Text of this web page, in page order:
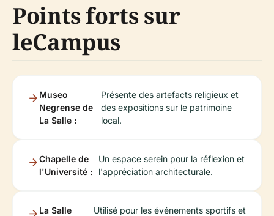
Points forts sur
leCampus
Museo
Negrense de
La Salle :
Présente des artefacts religieux et
des expositions sur le patrimoine
local.
Chapelle de
l'Université :
Un espace serein pour la réflexion et
l'appréciation architecturale.
La Salle
Utilisé pour les événements sportifs et